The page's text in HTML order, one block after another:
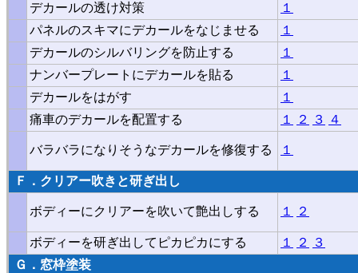
デカールの透け対策
１
パネルのスキマにデカールをなじませる
１
デカールのシルバリングを防止する
１
ナンバープレートにデカールを貼る
１
デカールをはがす
１
痛車のデカールを配置する
１ ２ ３ ４
バラバラになりそうなデカールを修復する １
Ｆ．クリアー吹きと研ぎ出し
ボディーにクリアーを吹いて艶出しする １ ２
ボディーを研ぎ出してピカピカにする １ ２
３
Ｇ．窓枠塗装